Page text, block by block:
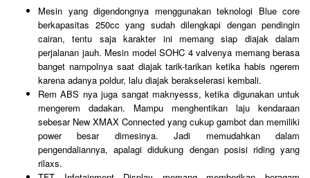
Mesin yang digendongnya menggunakan teknologi Blue core
berkapasitas 250cc yang sudah dilengkapi dengan pendingin
cairan, tentu saja karakter ini memang siap diajak dalam
perjalanan jauh. Mesin model SOHC 4 valvenya memang berasa
banget nampolnya saat diajak tarik-tarikan ketika habis ngerem
karena adanya poldur, lalu diajak berakselerasi kembali.
Rem ABS nya juga sangat maknyesss, ketika digunakan untuk
mengerem dadakan. Mampu menghentikan laju kendaraan
sebesar New XMAX Connected yang cukup gambot dan memiliki
power besar dimesinya. Jadi memudahkan dalam
pengendaliannya, apalagi didukung dengan posisi riding yang
rilaxs.